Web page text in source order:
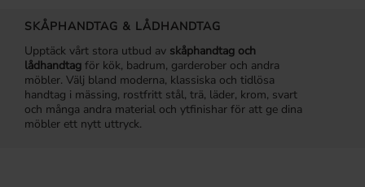
SKÅPHANDTAG & LÅDHANDTAG
Upptäck vårt stora utbud av skåphandtag och
lådhandtag för kök, badrum, garderober och andra
möbler. Välj bland moderna, klassiska och tidlösa
handtag i mässing, rostfritt stål, trä, läder, krom, svart
och många andra material och ytfinishar för att ge dina
möbler ett nytt uttryck.
Inspiration & Tips